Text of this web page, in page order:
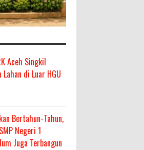
Aceh Singkil
di Luar HGU
Bertahun-Tahun,
Negeri 1
Juga Terbangun